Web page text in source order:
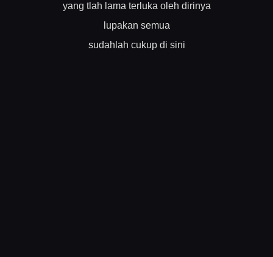
yang tlah lama terluka oleh dirinya
lupakan semua
sudahlah cukup di sini